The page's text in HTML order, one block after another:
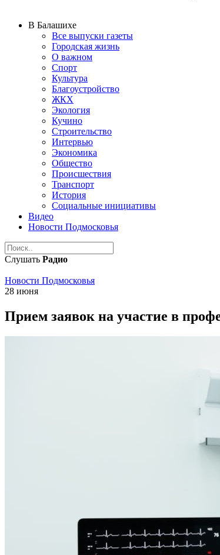
В Балашихе
Все выпуски газеты
Городская жизнь
О важном
Спорт
Культура
Благоустройство
ЖКХ
Экология
Кучино
Строительство
Интервью
Экономика
Общество
Происшествия
Транспорт
История
Социальные инициативы
Видео
Новости Подмосковья
Слушать Радио
Новости Подмосковья
28 июня
Прием заявок на участие в